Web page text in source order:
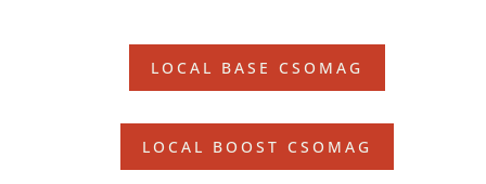
LOCAL BASE CSOMAG
LOCAL BOOST CSOMAG